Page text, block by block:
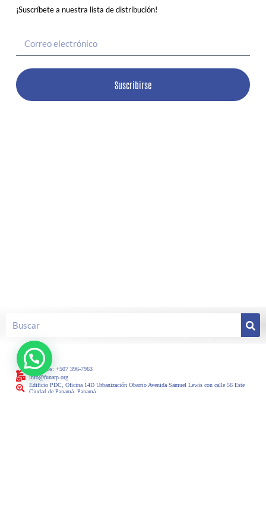
¡Suscríbete a nuestra lista de distribución!
Suscribirse
Llámanos: +507 396-7963
info@funarp.org
Edificio PDC, Oficina 14D Urbanización Obarrio Avenida Samuel Lewis con calle 56 Este
Ciudad de Panamá, Panamá